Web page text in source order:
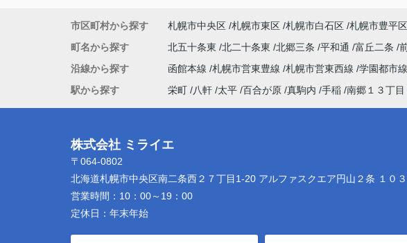
市区町村から探す 札幌市中央区 札幌市東区 札幌市白石区 札幌市豊平区
町名から探す
北五十条東 北二十条東 北郷三条 平和通 富丘二条
沿線から探す
函館本線 札幌市営東豊線 札幌市営東西線 学園都市線
駅から探す
栄町 八軒 太平 百合が原 真駒内 手稲 南郷１３丁目
株式会社 ミライエ
〒064-0802
北海道札幌市中央区南二条西２７丁目1-20 アルファスクエア円山２条 １０
営業時間： 10：00～19：00
定休日： 年末年始